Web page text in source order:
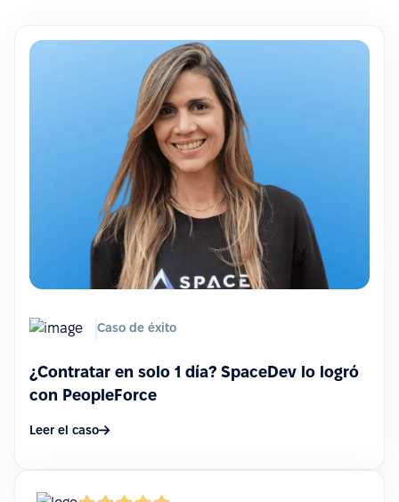
Caso de éxito
¿Contratar en solo 1 día? SpaceDev lo logró
con PeopleForce
Leer el caso